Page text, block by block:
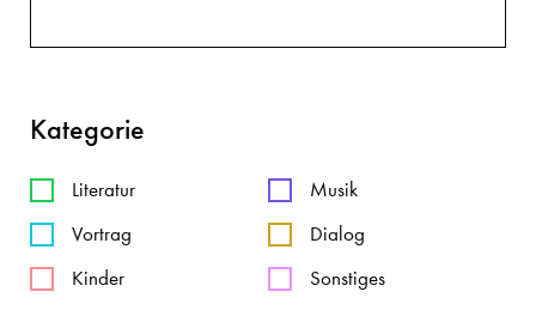
Kategorie
Literatur
Musik
Vortrag
Dialog
Kinder
Sonstiges